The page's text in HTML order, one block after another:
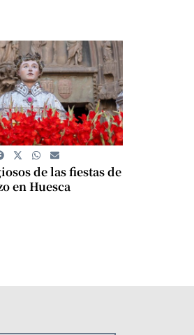
de las fiestas de
en Huesca